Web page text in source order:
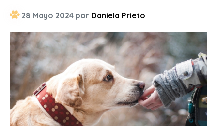
28 Mayo 2024 por Daniela Prieto